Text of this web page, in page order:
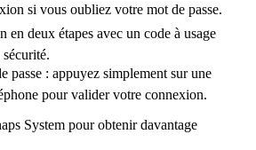
si vous oubliez votre mot de passe.
deux étapes avec un code à usage
passe : appuyez simplement sur une
pour valider votre connexion.
System pour obtenir davantage